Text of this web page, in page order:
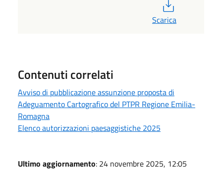
Scarica
Contenuti correlati
Avviso di pubblicazione assunzione proposta di
Adeguamento Cartografico del PTPR Regione Emilia-
Romagna
Elenco autorizzazioni paesaggistiche 2025
Ultimo aggiornamento: 24 novembre 2025, 12:05